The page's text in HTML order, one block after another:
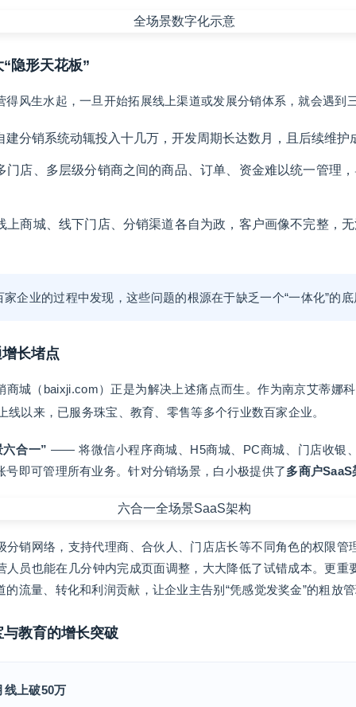
隐形天花板”
得风生水起，一旦开始拓展线上渠道或发展分销体系，就会遇到
分销系统动辄投入十几万，开发周期长达数月，且后续维护
店、多层级分销商之间的商品、订单、资金难以统一管理
商城、线下门店、分销渠道各自为政，客户画像不完整，
家企业的过程中发现，这些问题的根源在于缺乏一个“一体化”的
长堵点
商城（baixji.com）正是为解决上述痛点而生。作为南京艾蒂娜
线以来，已服务珠宝、教育、零售等多个行业数百家企业。
合一” —— 将微信小程序商城、H5商城、PC商城、门店收银
号即可管理所有业务。针对分销场景，白小极提供了多商户SaaS
分销网络，支持代理商、合伙人、门店店长等不同角色的权限管
人员也能在几分钟内完成页面调整，大大降低了试错成本。更重
的流量、转化和利润贡献，让企业主告别“凭感觉发奖金”的粗放
教育的增长突破
线上破50万